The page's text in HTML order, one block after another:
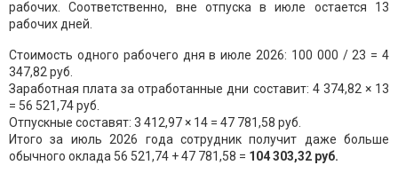
рабочих. Соответственно, вне отпуска в июле остается 13
рабочих дней.
Стоимость одного рабочего дня в июле 2026: 100 000 / 23 = 4
347,82 руб.
Заработная плата за отработанные дни составит: 4 374,82 × 13
= 56 521,74 руб.
Отпускные составят: 3 412,97 × 14 = 47 781,58 руб.
Итого за июль 2026 года сотрудник получит даже больше
обычного оклада 56 521,74 + 47 781,58 = 104 303,32 руб.